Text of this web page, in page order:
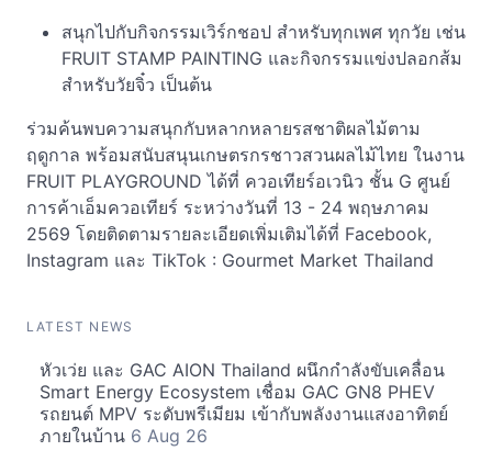
สนุกไปกับกิจกรรมเวิร์กชอป สำหรับทุกเพศ ทุกวัย เช่น
FRUIT STAMP PAINTING และกิจกรรมแข่งปลอกส้ม
สำหรับวัยจิ๋ว เป็นต้น
ร่วมค้นพบความสนุกกับหลากหลายรสชาติผลไม้ตาม
ฤดูกาล พร้อมสนับสนุนเกษตรกรชาวสวนผลไม้ไทย ในงาน
FRUIT PLAYGROUND ได้ที่ ควอเทียร์อเวนิว ชั้น G ศูนย์
การค้าเอ็มควอเทียร์ ระหว่างวันที่ 13 - 24 พฤษภาคม
2569 โดยติดตามรายละเอียดเพิ่มเติมได้ที่ Facebook,
Instagram และ TikTok : Gourmet Market Thailand
LATEST NEWS
หัวเว่ย และ GAC AION Thailand ผนึกกำลังขับเคลื่อน
Smart Energy Ecosystem เชื่อม GAC GN8 PHEV
รถยนต์ MPV ระดับพรีเมียม เข้ากับพลังงานแสงอาทิตย์
ภายในบ้าน 6 Aug 26